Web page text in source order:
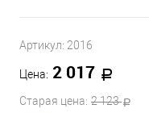
Артикул: 2016
Цена: 2 017
Старая цена: 2 123